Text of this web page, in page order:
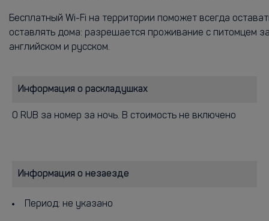
Бесплатный Wi-Fi на территории поможет всегда
оставлять дома: разрешается проживание с питомцем
английском и русском.
Информация о раскладушках
0 RUB за номер за ночь. В стоимость не включено
Информация о незаезде
Период: не указано